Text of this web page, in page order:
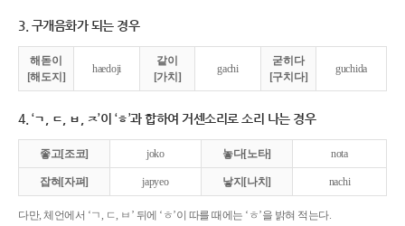
3. 구개음화가 되는 경우
해돋이
[해도지]
haedoji
같이
[가치]
gachi
굳히다
[구치다]
guchida
4. ‘ㄱ, ㄷ, ㅂ, ㅈ’이 ‘ㅎ’과 합하여 거센소리로 소리 나는 경우
좋고[조코] joko 놓다[노타] nota
잡혀[자펴] japyeo 낳지[나치] nachi
다만, 체언에서 ‘ㄱ, ㄷ, ㅂ’ 뒤에 ‘ㅎ’이 따를 때에는 ‘ㅎ’을 밝혀 적는다.